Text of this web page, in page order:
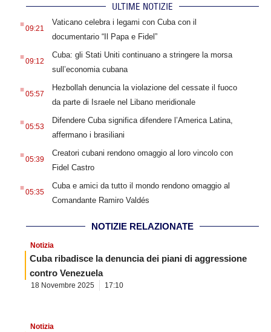
ULTIME NOTIZIE
.09:21
Vaticano celebra i legami con Cuba con il
documentario “Il Papa e Fidel”
.09:12
Cuba: gli Stati Uniti continuano a stringere la morsa
sull’economia cubana
.05:57
Hezbollah denuncia la violazione del cessate il fuoco
da parte di Israele nel Libano meridionale
.05:53
Difendere Cuba significa difendere l’America Latina,
affermano i brasiliani
.05:39
Creatori cubani rendono omaggio al loro vincolo con
Fidel Castro
.05:35
Cuba e amici da tutto il mondo rendono omaggio al
Comandante Ramiro Valdés
NOTIZIE RELAZIONATE
Notizia
Cuba ribadisce la denuncia dei piani di aggressione
contro Venezuela
18 Novembre 2025 17:10
Notizia